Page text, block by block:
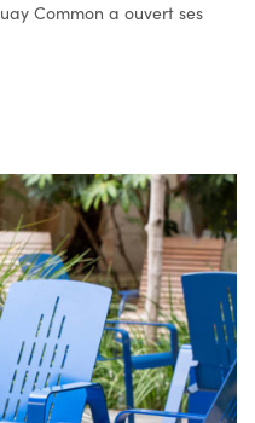
Common a ouvert ses